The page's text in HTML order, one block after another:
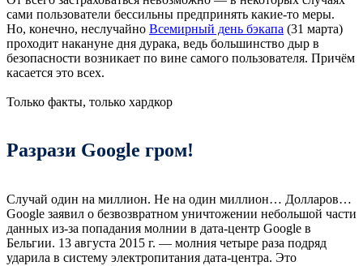
сами пользователи бессильны предпринять какие-то меры.
Но, конечно, неслучайно Всемирный день бэкапа (31 марта)
проходит накануне дня дурака, ведь большинство дыр в
безопасности возникает по вине самого пользователя. Причём
касается это всех.
Только факты, только хардкор
Разрази Google гром!
Случай один на миллион. Не на один миллион… Долларов…
Google заявил о безвозвратном уничтожении небольшой части
данных из-за попадания молнии в дата-центр Google в
Бельгии. 13 августа 2015 г. — молния четыре раза подряд
ударила в систему электропитания дата-центра. Это